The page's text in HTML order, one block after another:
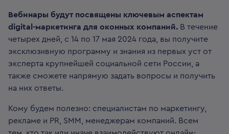
Вебинары будут посвящены ключевым аспектам
digital-маркетинга для оконных компаний. В течение
четырех дней, с 14 по 17 мая 2024 года, вы получите
эксклюзивную программу и знания из первых уст от
эксперта крупнейшей социальной сети России, а
также сможете напрямую задать вопросы и получить
на них ответы.
Кому будем полезно: специалистам по маркетингу,
рекламе и PR, SMM, менеджерам компаний. Всем